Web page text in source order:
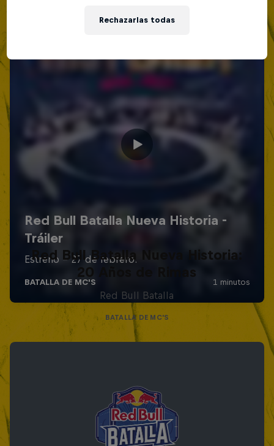
Red Bull Batalla Nueva Historia:
20 Años de Rimas
Red Bull Batalla
BATALLA DE MC'S
Rechazarlas todas